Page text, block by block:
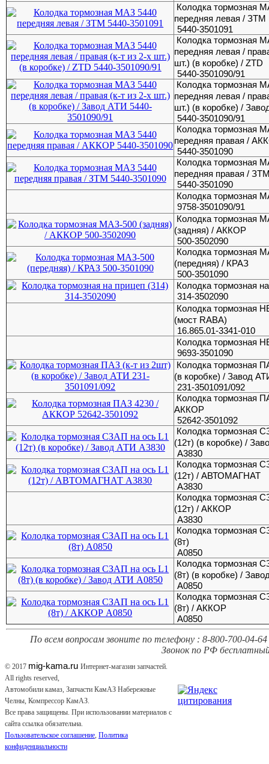
Колодка тормозная
передняя левая / ЗТМ
5440-3501091
Колодка тормозная
передняя левая /
шт.) (в коробке) / ZTD
5440-3501090/91
Колодка тормозная
передняя левая /
шт.) (в коробке) /
5440-3501090/91
Колодка тормозная
передняя правая /
5440-3501090
Колодка тормозная
передняя правая /
5440-3501090
Колодка тормозная
9758-3501090/91
Колодка тормозная
(задняя) / АККОР
500-3502090
Колодка тормозная
(передняя) / КРАЗ
500-3501090
Колодка тормозная
314-3502090
Колодка тормозная
(мост RABA)
16.865.01-3341-010
Колодка тормозная
9693-3501090
Колодка тормозная
(в коробке) / Завод
231-3501091/092
Колодка тормозная
АККОР
52642-3501092
Колодка тормозная
(12т) (в коробке) /
А3830
Колодка тормозная
(12т) / АВТОМАГНАТ
А3830
Колодка тормозная
(12т) / АККОР
А3830
Колодка тормозная
(8т)
А0850
Колодка тормозная
(8т) (в коробке) /
А0850
Колодка тормозная
(8т) / АККОР
А0850
По всем вопросам звоните по телефону : 8-800-700-04-64
Звонок по РФ
© 2017 mig-kama.ru Интернет-магазин запчастей.
All rights reserved,
Автомобили камаз, Запчасти КамАЗ Набережные
Челны, Компрессор КамАЗ.
Все права защищены. При использовании материалов с
сайта ссылка обязательна.
Пользовательское соглашение, Политика
конфиденциальности